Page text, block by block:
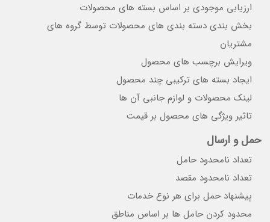
ارزیابی موجودی بر اساس بسته های محصولات
بخش بندی دسته بندی های محصولات توسط گروه های
مشتریان
ویرایش برچسب های محصول
ایجاد بسته های ترکیبی چند محصول
لینک محصولات و لوازم جانبی آن ها
تاثیر ویژگی های محصول بر قیمت
حمل و ارسال
تعداد نامحدود حامل
تعداد نامحدود مقصد
پیشنهاد حمل برای هر نوع خدمات
محدود کردن حامل ها بر اساس مناطق